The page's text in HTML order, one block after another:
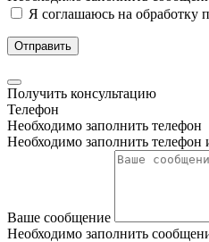
Я соглашаюсь на обработку
Отправить
Получить консультацию
Телефон
Необходимо заполнить телефон
Необходимо заполнить телефон
Ваше сообщение
Необходимо заполнить